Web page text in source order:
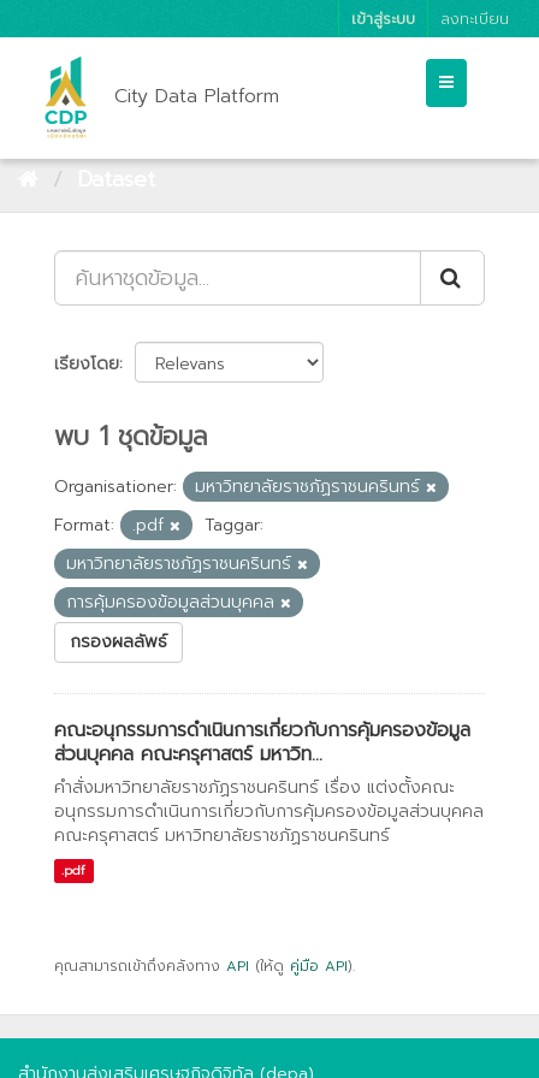
เข้าสู่ระบบ ลงทะเบียน
City Data Platform
เรียงโดย
พบ 1 ชุดข้อมูล
Organisationer:
มหาวิทยาลัยราชภัฏราชนครินทร์
Format:
.pdf
Taggar:
มหาวิทยาลัยราชภัฏราชนครินทร์
การคุ้มครองข้อมูลส่วนบุคคล
กรองผลลัพธ์
คณะอนุกรรมการดำเนินการเกี่ยวกับการคุ้มครองข้อมูล
ส่วนบุคคล คณะครุศาสตร์ มหาวิท...
คำสั่งมหาวิทยาลัยราชภัฏราชนครินทร์ เรื่อง แต่งตั้งคณะ
อนุกรรมการดำเนินการเกี่ยวกับการคุ้มครองข้อมูลส่วนบุคคล
คณะครุศาสตร์ มหาวิทยาลัยราชภัฏราชนครินทร์
.pdf
คุณสามารถเข้าถึงคลังทาง API (ให้ดู คู่มือ API).